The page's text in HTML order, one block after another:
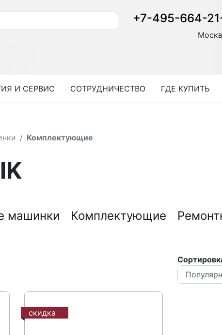
+7-495-664-
И СЕРВИС СОТРУДНИЧЕСТВО ГДЕ КУПИТЬ
Комплектующие
машинки Комплектующие
скидка